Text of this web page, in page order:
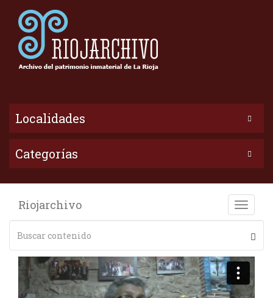
Localidades
Categorías
Toggle
Riojarchivo